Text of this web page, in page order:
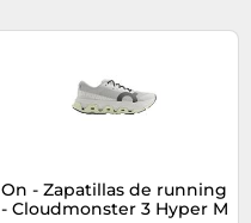
On - Zapatillas de running
- Cloudmonster 3 Hyper M